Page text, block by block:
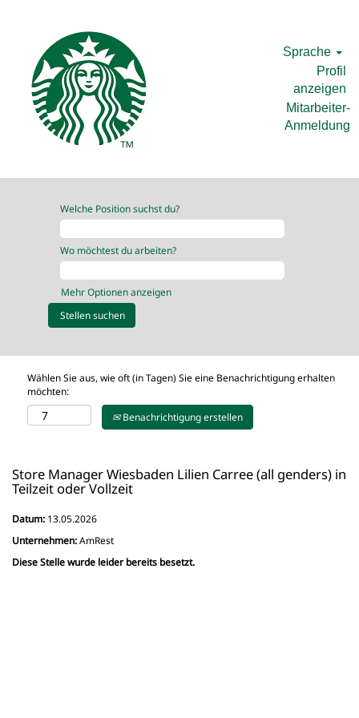
Sprache
Profil
anzeigen
Mitarbeiter-
Anmeldung
Welche Position suchst du?
Wo möchtest du arbeiten?
Mehr Optionen anzeigen
Wählen Sie aus, wie oft (in Tagen) Sie eine Benachrichtigung erhalten
möchten:
Benachrichtigung erstellen
Store Manager Wiesbaden Lilien Carree (all genders) in
Teilzeit oder Vollzeit
Datum: 13.05.2026
Unternehmen:AmRest
Diese Stelle wurde leider bereits besetzt.